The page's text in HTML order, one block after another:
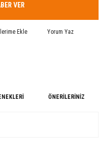
VER
Yorum Yaz
ÖNERILERINIZ